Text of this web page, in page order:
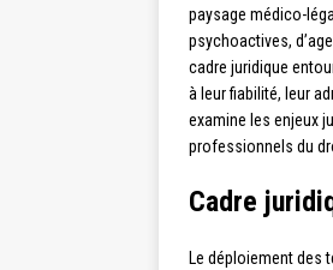
paysage médico-
psychoactives,
cadre juridique
à leur fiabilité, leur
examine les enjeux
professionnels du
Cadre
Le déploiement des